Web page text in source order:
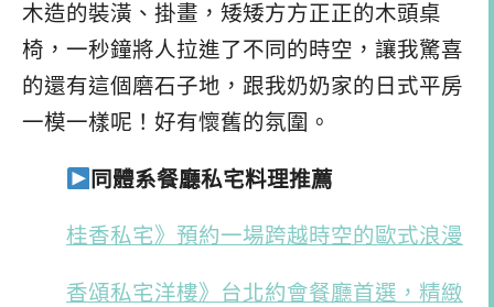
木造的裝潢、掛畫，矮矮方方正正的木頭桌
椅，一秒鐘將人拉進了不同的時空，讓我驚喜
的還有這個磨石子地，跟我奶奶家的日式平房
一模一樣呢！好有懷舊的氛圍。
同體系餐廳私宅料理推薦
桂香私宅》預約一場跨越時空的歐式浪漫
香頌私宅洋樓》台北約會餐廳首選，精緻